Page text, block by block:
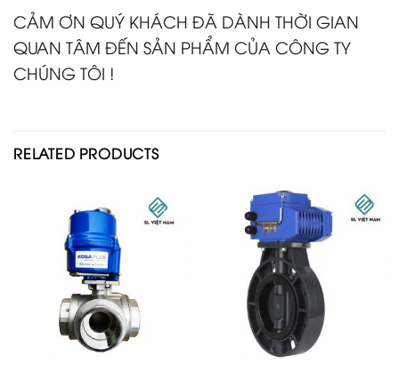
CẢM ƠN QUÝ KHÁCH ĐÃ DÀNH THỜI GIAN
QUAN TÂM ĐẾN SẢN PHẨM CỦA CÔNG TY
CHÚNG TÔI !
RELATED PRODUCTS